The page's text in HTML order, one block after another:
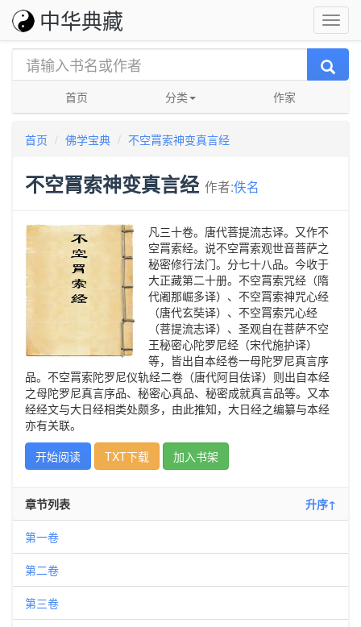
中华典藏
首页 分类 作家
首页 佛学宝典 不空罥索神变真言经
不空罥索神变真言经 作者:佚名
凡三十卷。唐代菩提流志译。又作不
空罥索经。说不空罥索观世音菩萨之
秘密修行法门。分七十八品。今收于
大正藏第二十册。不空罥索咒经（隋
代阇那崛多译）、不空罥索神咒心经
（唐代玄奘译）、不空罥索咒心经
（菩提流志译）、圣观自在菩萨不空
王秘密心陀罗尼经（宋代施护译）
等，皆出自本经卷一母陀罗尼真言序
品。不空罥索陀罗尼仪轨经二卷（唐代阿目佉译）则出自本经
之母陀罗尼真言序品、秘密心真品、秘密成就真言品等。又本
经经文与大日经相类处颇多，由此推知，大日经之编纂与本经
亦有关联。
开始阅读
TXT下载 加入书架
章节列表 升序↑
第一卷
第二卷
第三卷